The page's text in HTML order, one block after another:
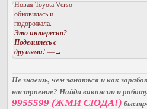
Новая Toyota Verso
обновилась и
подорожала.
Это интересно?
Поделитесь с
друзьями! —→
Не знаешь, чем заняться и как
настроение? Найди вакансии и
9955599 (ЖМИ СЮДА!)